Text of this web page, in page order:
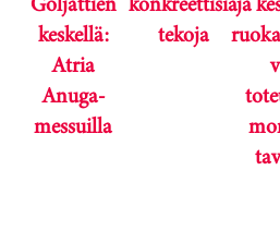
keskellä:
Atria
Anuga-
messuilla
tekoja